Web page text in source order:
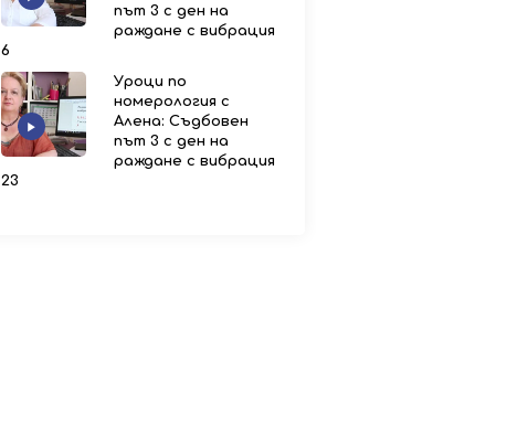
път 3 с ден на
раждане с вибрация
6
Уроци по
номерология с
Алена: Съдбовен
път 3 с ден на
раждане с вибрация
23